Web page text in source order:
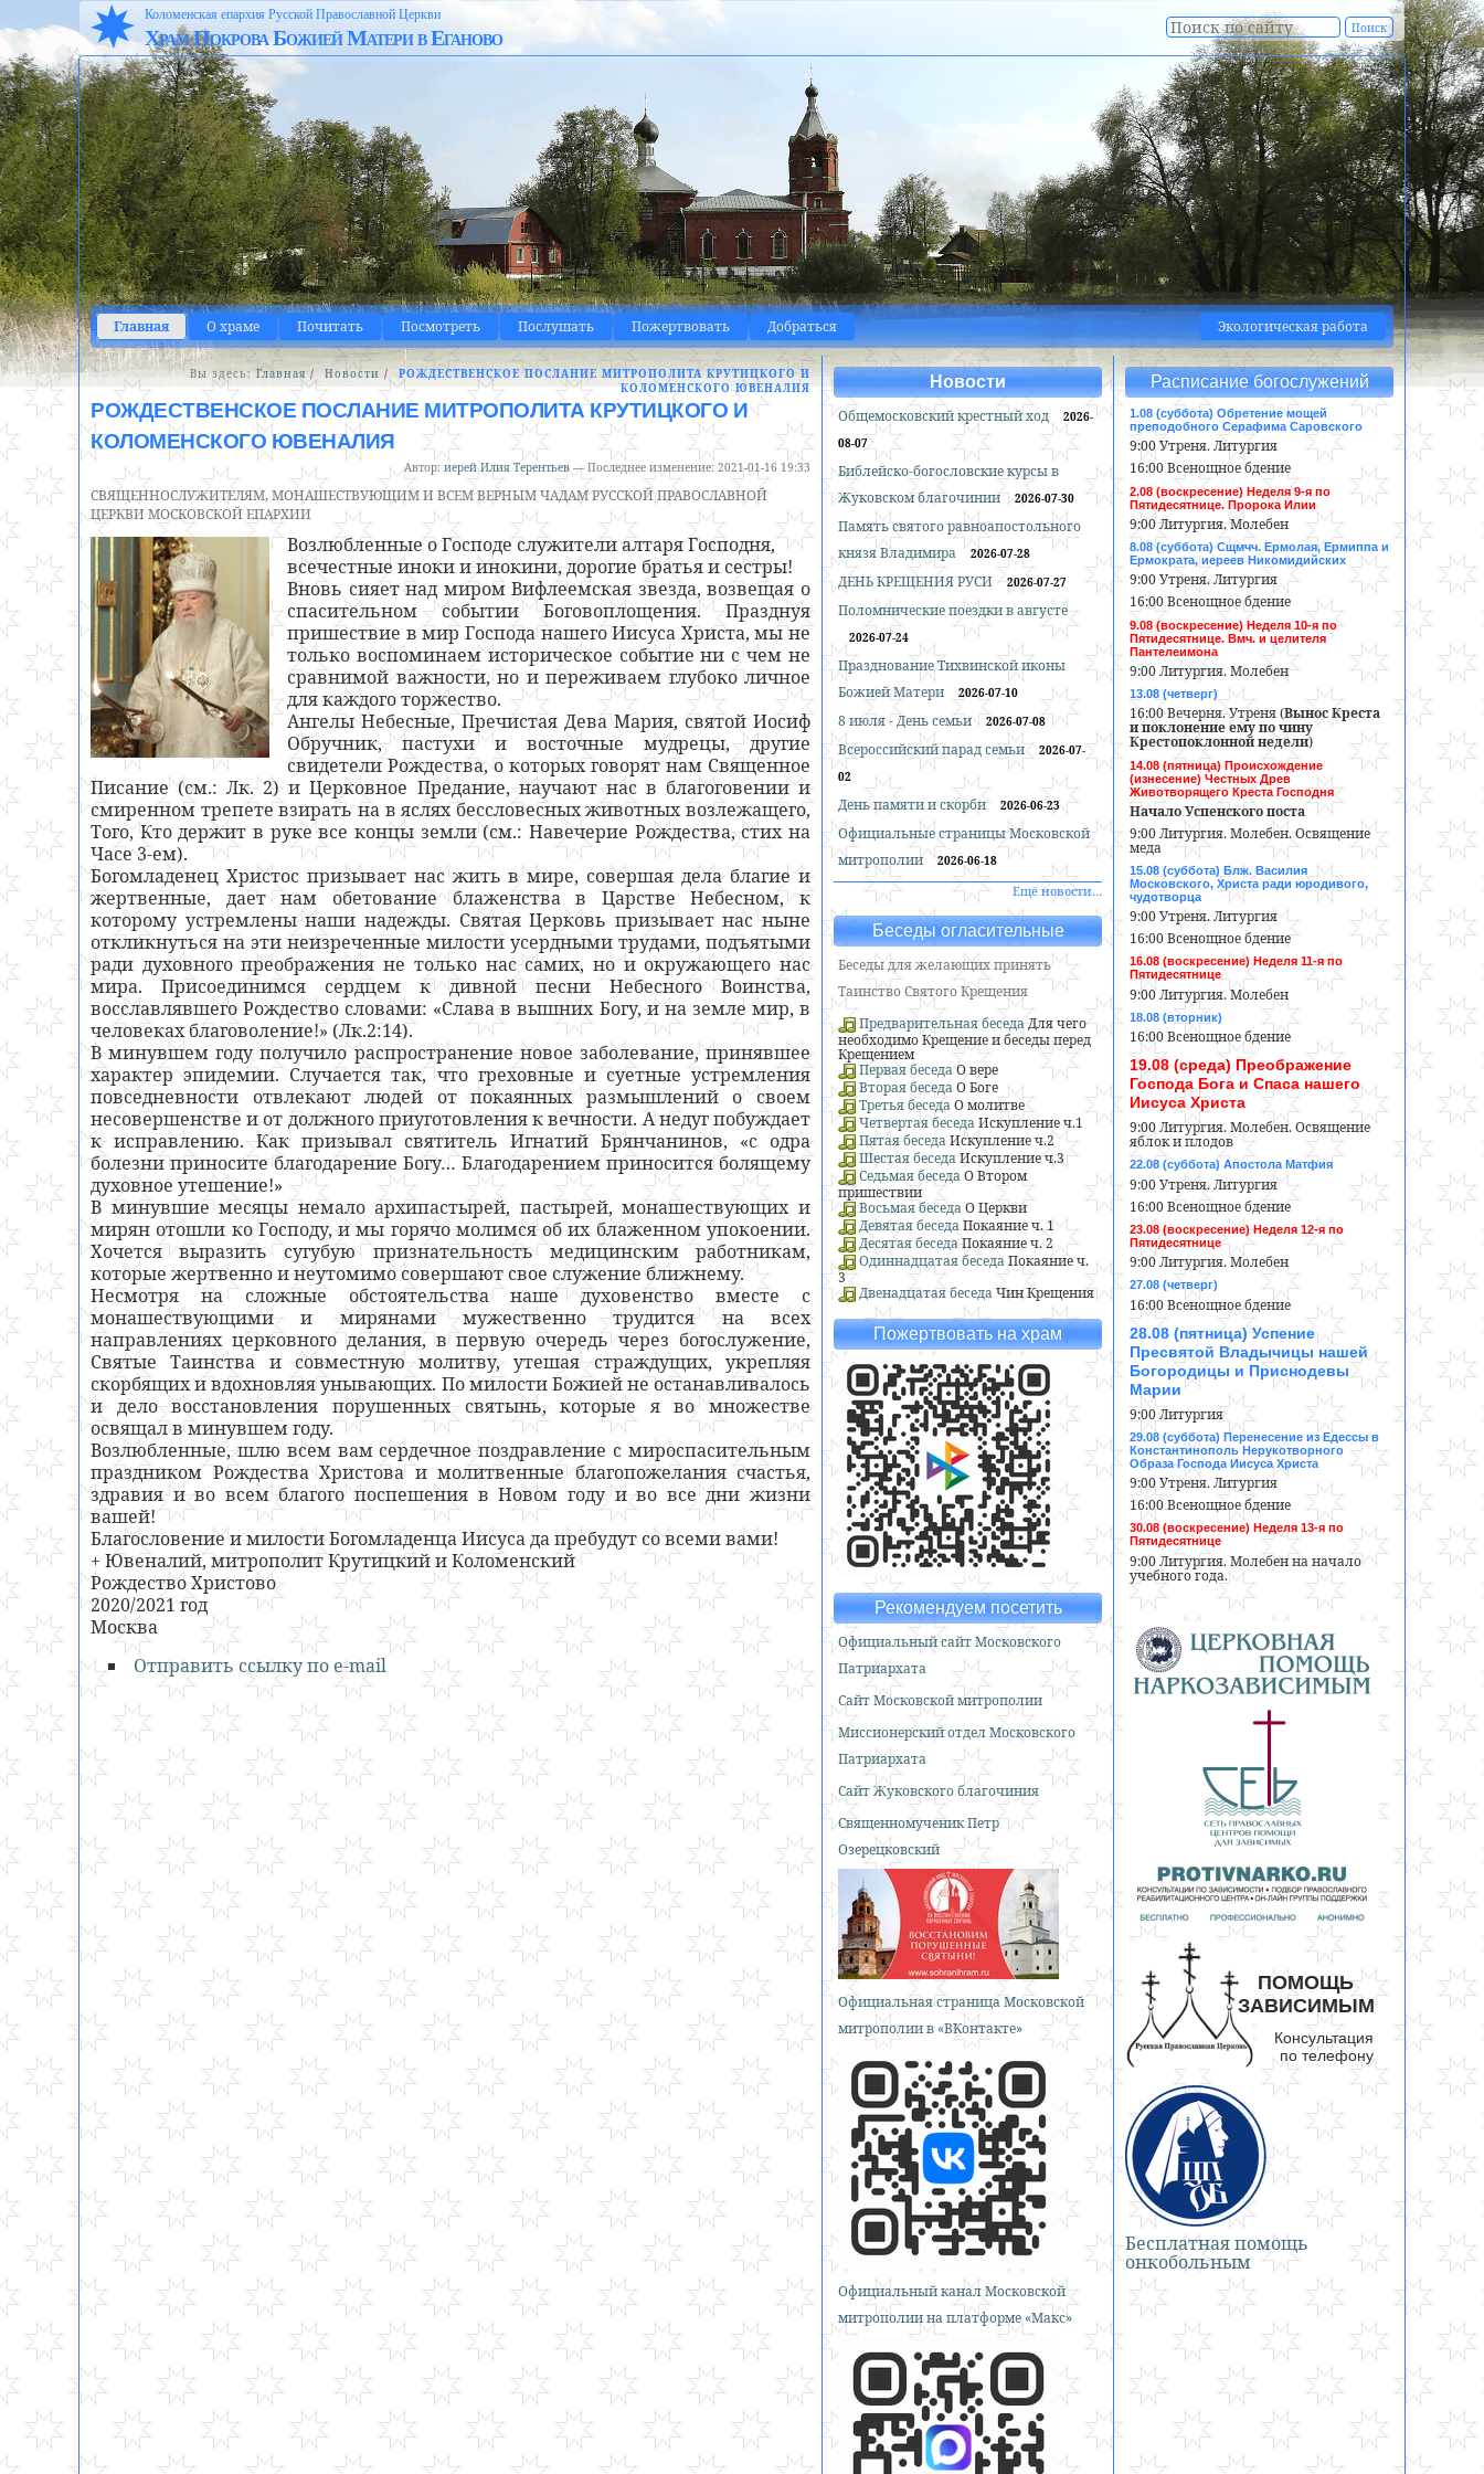
Коломенская епархия Русской Православной Церкви
Храм Покрова Божией Матери в Еганово
Главная О храме Почитать Посмотреть Послушать Пожертвовать Добраться Экологическая работа
Вы здесь: Главная /Новости / РОЖДЕСТВЕНСКОЕ ПОСЛАНИЕ МИТРОПОЛИТА КРУТИЦКОГО И
КОЛОМЕНСКОГО ЮВЕНАЛИЯ
РОЖДЕСТВЕНСКОЕ ПОСЛАНИЕ МИТРОПОЛИТА КРУТИЦКОГО И
КОЛОМЕНСКОГО ЮВЕНАЛИЯ
Автор: иерей Илия Терентьев — Последнее изменение: 2021-01-16 19:33
СВЯЩЕННОСЛУЖИТЕЛЯМ, МОНАШЕСТВУЮЩИМ И ВСЕМ ВЕРНЫМ ЧАДАМ РУССКОЙ ПРАВОСЛАВНОЙ
ЦЕРКВИ МОСКОВСКОЙ ЕПАРХИИ
Возлюбленные о Господе служители алтаря Господня,
всечестные иноки и инокини, дорогие братья и сестры!
Вновь сияет над миром Вифлеемская звезда, возвещая о
спасительном событии Боговоплощения. Празднуя
пришествие в мир Господа нашего Иисуса Христа, мы не
только воспоминаем историческое событие ни с чем не
сравнимой важности, но и переживаем глубоко личное
для каждого торжество.
Ангелы Небесные, Пречистая Дева Мария, святой Иосиф
Обручник, пастухи и восточные мудрецы, другие
свидетели Рождества, о которых говорят нам Священное
Писание (см.: Лк. 2) и Церковное Предание, научают нас в благоговении и
смиренном трепете взирать на в яслях бессловесных животных возлежащего,
Того, Кто держит в руке все концы земли (см.: Навечерие Рождества, стих на
Часе 3-ем).
Богомладенец Христос призывает нас жить в мире, совершая дела благие и
жертвенные, дает нам обетование блаженства в Царстве Небесном, к
которому устремлены наши надежды. Святая Церковь призывает нас ныне
откликнуться на эти неизреченные милости усердными трудами, подъятыми
ради духовного преображения не только нас самих, но и окружающего нас
мира. Присоединимся сердцем к дивной песни Небесного Воинства,
восславлявшего Рождество словами: «Слава в вышних Богу, и на земле мир, в
человеках благоволение!» (Лк.2:14).
В минувшем году получило распространение новое заболевание, принявшее
характер эпидемии. Случается так, что греховные и суетные устремления
повседневности отвлекают людей от покаянных размышлений о своем
несовершенстве и от должного приуготовления к вечности. А недуг побуждает
к исправлению. Как призывал святитель Игнатий Брянчанинов, «с одра
болезни приносите благодарение Богу… Благодарением приносится болящему
духовное утешение!»
В минувшие месяцы немало архипастырей, пастырей, монашествующих и
мирян отошли ко Господу, и мы горячо молимся об их блаженном упокоении.
Хочется выразить сугубую признательность медицинским работникам,
которые жертвенно и неутомимо совершают свое служение ближнему.
Несмотря на сложные обстоятельства наше духовенство вместе с
монашествующими и мирянами мужественно трудится на всех
направлениях церковного делания, в первую очередь через богослужение,
Святые Таинства и совместную молитву, утешая страждущих, укрепляя
скорбящих и вдохновляя унывающих. По милости Божией не останавливалось
и дело восстановления порушенных святынь, которые я во множестве
освящал в минувшем году.
Возлюбленные, шлю всем вам сердечное поздравление с мироспасительным
праздником Рождества Христова и молитвенные благопожелания счастья,
здравия и во всем благого поспешения в Новом году и во все дни жизни
вашей!
Благословение и милости Богомладенца Иисуса да пребудут со всеми вами!
+ Ювеналий, митрополит Крутицкий и Коломенский
Рождество Христово
2020/2021 год
Москва
Отправить ссылку по e-mail
Новости
Общемосковский крестный ход
2026-
08-07
Библейско-богословские курсы в
Жуковском благочинии
2026-07-30
Память святого равноапостольного
князя Владимира
2026-07-28
ДЕНЬ КРЕЩЕНИЯ РУСИ 2026-07-27
Поломнические поездки в августе
2026-07-24
Празднование Тихвинской иконы
Божией Матери
2026-07-10
8 июля - День семьи 2026-07-08
Всероссийский парад семьи
2026-07-
02
День памяти и скорби 2026-06-23
Официальные страницы Московской
митрополии
2026-06-18
Ещё новости…
Беседы огласительные
Беседы для желающих принять
Таинство Святого Крещения
Предварительная беседаДля чего
необходимо Крещение и беседы перед
Крещением
Первая беседа О вере
Вторая беседа О Боге
Третья беседа О молитве
Четвертая беседа Искупление ч.1
Пятая беседа Искупление ч.2
Шестая беседаИскупление ч.3
Седьмая беседа О Втором
пришествии
Восьмая беседа О Церкви
Девятая беседаПокаяние ч. 1
Десятая беседаПокаяние ч. 2
Одиннадцатая беседа Покаяние ч.
3
Двенадцатая беседа Чин Крещения
Пожертвовать на храм
Рекомендуем посетить
Официальный сайт Московского
Патриархата
Сайт Московской митрополии
Миссионерский отдел Московского
Патриархата
Сайт Жуковского благочиния
Священномученик Петр
Озерецковский
Официальная страница Московской
митрополии в «ВКонтакте»
Официальный канал Московской
митрополии на платформе «Макс»
Расписание богослужений
1.08 (суббота) Обретение мощей
преподобного Серафима Саровского
9:00 Утреня. Литургия
16:00 Всенощное бдение
2.08 (воскресение) Неделя 9-я по
Пятидесятнице. Пророка Илии
9:00 Литургия. Молебен
8.08 (суббота) Сщмчч. Ермолая, Ермиппа и
Ермократа, иереев Никомидийских
9:00 Утреня. Литургия
16:00 Всенощное бдение
9.08 (воскресение) Неделя 10-я по
Пятидесятнице. Вмч. и целителя
Пантелеимона
9:00 Литургия. Молебен
13.08 (четверг)
16:00 Вечерня. Утреня (Вынос Креста
и поклонение ему по чину
Крестопоклонной недели)
14.08 (пятница) Происхождение
(изнесение) Честных Древ
Животворящего Креста Господня
Начало Успенского поста
9:00 Литургия. Молебен. Освящение
меда
15.08 (суббота) Блж. Василия
Московского, Христа ради юродивого,
чудотворца
9:00 Утреня. Литургия
16:00 Всенощное бдение
16.08 (воскресение) Неделя 11-я по
Пятидесятнице
9:00 Литургия. Молебен
18.08 (вторник)
16:00 Всенощное бдение
19.08 (среда) Преображение
Господа Бога и Спаса нашего
Иисуса Христа
9:00 Литургия. Молебен. Освящение
яблок и плодов
22.08 (суббота) Апостола Матфия
9:00 Утреня. Литургия
16:00 Всенощное бдение
23.08 (воскресение) Неделя 12-я по
Пятидесятнице
9:00 Литургия. Молебен
27.08 (четверг)
16:00 Всенощное бдение
28.08 (пятница) Успение
Пресвятой Владычицы нашей
Богородицы и Приснодевы
Марии
9:00 Литургия
29.08 (суббота) Перенесение из Едессы в
Константинополь Нерукотворного
Образа Господа Иисуса Христа
9:00 Утреня. Литургия
16:00 Всенощное бдение
30.08 (воскресение) Неделя 13-я по
Пятидесятнице
9:00 Литургия. Молебен на начало
учебного года.
Бесплатная помощь
онкобольным